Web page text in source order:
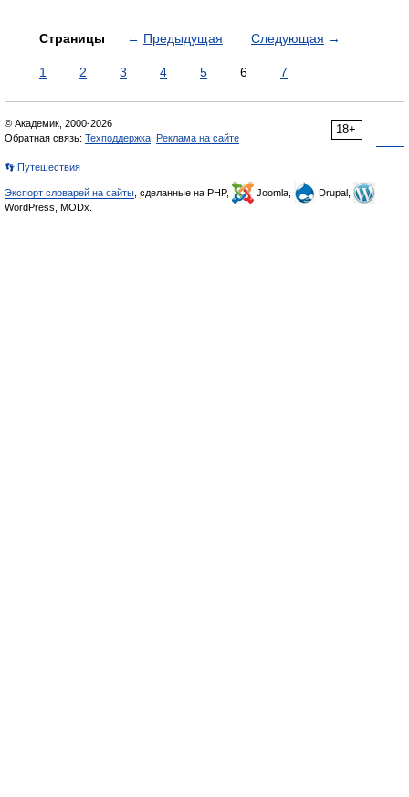
Страницы ← Предыдущая Следующая →
1 2 3 4 5 6 7
18+
© Академик, 2000-2026
Обратная связь: Техподдержка Реклама на сайте
👣 Путешествия
Экспорт словарей на сайты , сделанные на PHP, Joomla,
Drupal,
WordPress, MODx.